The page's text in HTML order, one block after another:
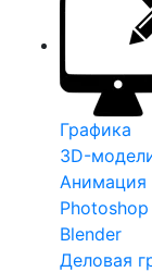
Графика
3D-
Анимация
Photoshop
Blender
Деловая